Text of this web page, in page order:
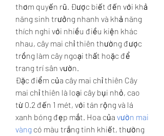
thơm quyến rũ. Được biết đến với khả
năng sinh trưởng nhanh và khả năng
thích nghi với nhiều điều kiện khác
nhau, cây mai chỉ thiên thường được
trồng làm cây ngoại thất hoặc để
trang trí sân vườn.
Đặc điểm của cây mai chỉ thiên Cây
mai chỉ thiên là loại cây bụi nhỏ, cao
từ 0.2 đến 1 mét, với tán rộng và lá
xanh bóng đẹp mắt. Hoa của vườn mai
vàng có màu trắng tinh khiết, thường